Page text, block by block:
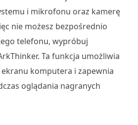
i mikrofonu oraz kamerę
nie możesz bezpośrednio
telefonu, wypróbuj
Ta funkcja umożliwia
komputera i zapewnia
oglądania nagranych